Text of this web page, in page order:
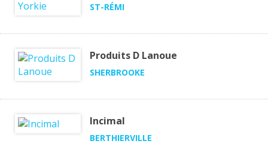
ST-RÉMI
Produits D Lanoue
SHERBROOKE
Incimal
BERTHIERVILLE